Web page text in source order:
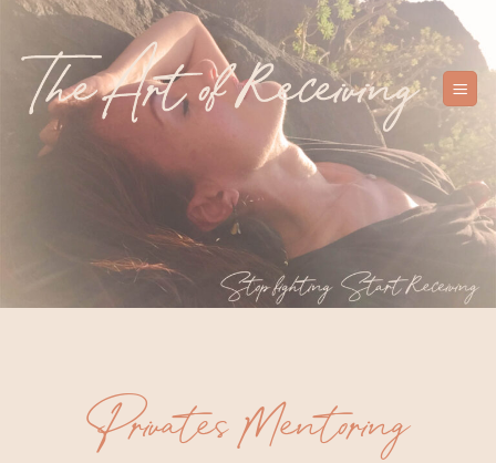
Zum
springen
Privates Mentoring